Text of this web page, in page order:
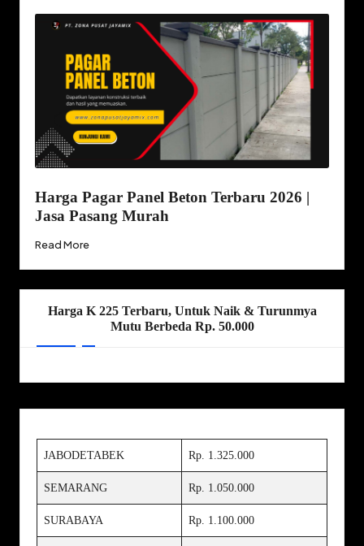
Harga Pagar Panel Beton Terbaru 2026 |
Jasa Pasang Murah
Read More
Harga K 225 Terbaru, Untuk Naik & Turunmya
Mutu Berbeda Rp. 50.000
JABODETABEK Rp. 1.325.000
SEMARANG Rp. 1.050.000
SURABAYA Rp. 1.100.000